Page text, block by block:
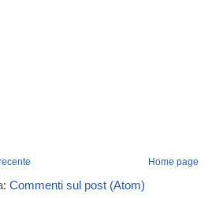
Home page
Commenti sul post (Atom)